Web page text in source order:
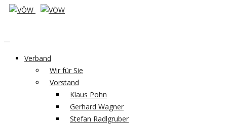
Verband
Wir für Sie
Vorstand
Klaus Pohn
Gerhard Wagner
Stefan Radlgruber